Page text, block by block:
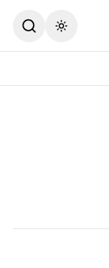
Toggle theme